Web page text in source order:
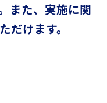
また、実施に関
だけます。